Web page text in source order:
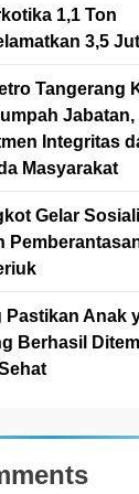
1,1 Ton
3,5
Tangerang
Jabatan,
Integritas
Masyarakat
Gelar
Pastikan Anak
Berhasil